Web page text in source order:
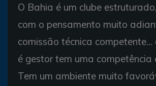
O Bahia é um clube
com o pensamento muito
comissão técnica
é gestor tem uma competência
Tem um ambiente muito